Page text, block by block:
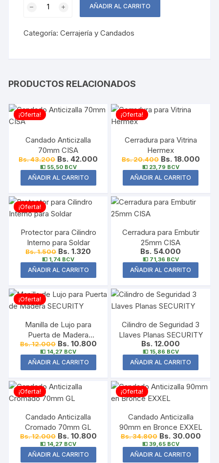
con
y
Aluminio
AÑADIR AL CARRITO
Categoría:Cerrajería y Candados
PRODUCTOS RELACIONADOS
¡Oferta!
Candado Anticizalla
70mm CISA
Bs. 43.200Bs. 42.000
💵 55,50 BCV
AÑADIR AL CARRITO
¡Oferta!
Cerradura para Vitrina
Hermex
Bs. 20.400Bs. 18.000
💵 23,79 BCV
AÑADIR AL CARRITO
¡Oferta!
Protector para Cilindro
Interno para Soldar
Bs. 1.500Bs. 1.320
💵 1,74 BCV
AÑADIR AL CARRITO
Cerradura para Embutir
25mm CISA
Bs. 54.000
💵 71,36 BCV
AÑADIR AL CARRITO
¡Oferta!
Manilla de Lujo para
Puerta de Madera
SECURITY
Bs. 12.000Bs. 10.800
💵 14,27 BCV
AÑADIR AL CARRITO
Cilindro de Seguridad 3
Llaves Planas SECURITY
Bs. 12.000
💵 15,86 BCV
AÑADIR AL CARRITO
¡Oferta!
Candado Anticizalla
Cromado 70mm GL
Bs. 12.000Bs. 10.800
💵 14,27 BCV
AÑADIR AL CARRITO
¡Oferta!
Candado Anticizalla
90mm en Bronce EXXEL
Bs. 34.800Bs. 30.000
💵 39,65 BCV
AÑADIR AL CARRITO